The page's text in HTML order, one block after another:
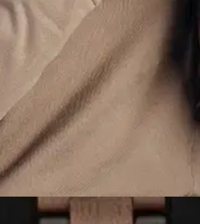
säädettävä 185 mm RANNEKKEET
nyt saatavilla. Ranneke kiinnittyy kelloon
rannekkeella muutat kellosi ilmeen hetkessä
ja puuosat on valmistettu kestävästä
kelloosi. RANNEKKEEN MUKANA
joilla voit helposti muuttaa
pähkinäpuuta sekä suomalaista
sinulle korkealaatuiset tuotteet sekä
kellojen kanssa: